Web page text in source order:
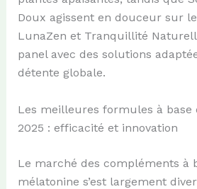
Doux agissent en douceur sur
LunaZen et Tranquillité
panel avec des solutions
détente globale.
Les meilleures formules à base
2025 : efficacité et innovation
Le marché des compléments à
mélatonine s’est largement